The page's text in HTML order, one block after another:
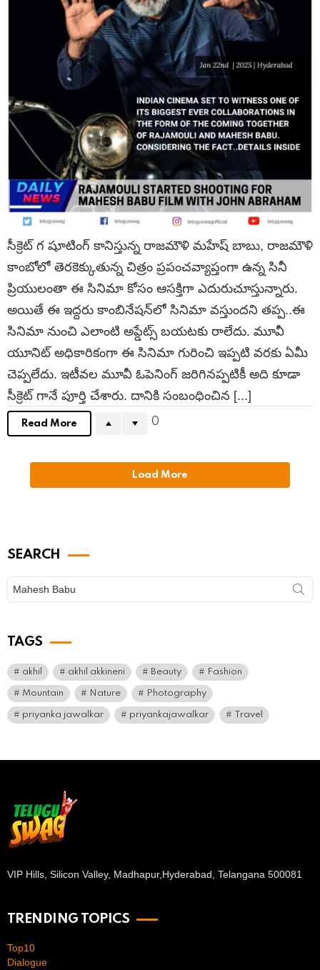
సీక్రెట్ గ షూటింగ్ కానిస్తున్న రాజమౌళి మహేష్ బాబు, రాజమౌళి
కాంబోలో తెరకెక్కుతున్న చిత్రం ప్రపంచవ్యాప్తంగా ఉన్న సినీ
ప్రియులంతా ఈ సినిమా కోసం ఆసక్తిగా ఎదురుచూస్తున్నారు.
అయితే ఈ ఇద్దరు కాంబినేషన్‌లో సినిమా వస్తుందని తప్ప..ఈ
సినిమా నుంచి ఎలాంటి అప్డేట్స్ బయటకు రాలేదు. మూవీ
యూనిట్ అధికారికంగా ఈ సినిమా గురించి ఇప్పటి వరకు ఏమీ
చెప్పలేదు. ఇటీవల మూవీ ఓపెనింగ్ జరిగినప్పటికీ అది కూడా
సీక్రెట్ గానే పూర్తి చేశారు. దానికి సంబంధించిన [...]
Read More 0
Load More
SEARCH
for:
TAGS
akhil akhil akkineni Beauty Fashion
Mountain Nature Photography
priyanka jawalkar priyankajawalkar Travel
VIP Hills, Silicon Valley, Madhapur, Hyderabad, Telangana 500081
TRENDING TOPICS
Top10
Dialogue